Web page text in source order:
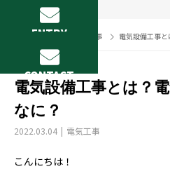
ENTRY
CONTACT
電気工事 電気設備工事
電気設備工事とは？
なに？
2022.03.04 電気工事
こんにちは！